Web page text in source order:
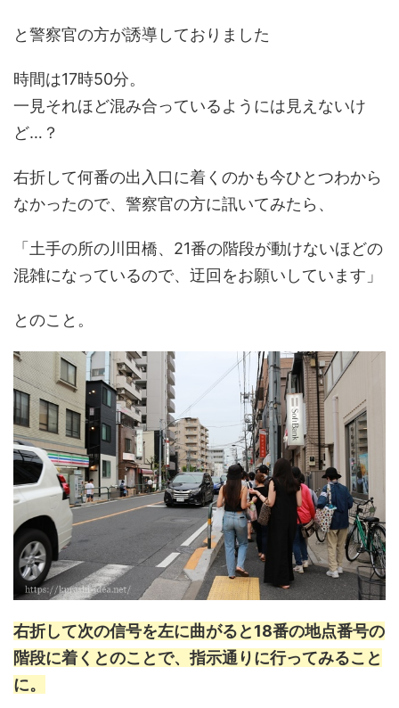
と警察官の方が誘導しておりました
時間は17時50分。
一見それほど混み合っているようには見えないけ
ど…？
右折して何番の出入口に着くのかも今ひとつわから
なかったので、警察官の方に訊いてみたら、
「土手の所の川田橋、21番の階段が動けないほどの
混雑になっているので、迂回をお願いしています」
とのこと。
右折して次の信号を左に曲がると18番の地点番号の
階段に着くとのことで、指示通りに行ってみること
に。